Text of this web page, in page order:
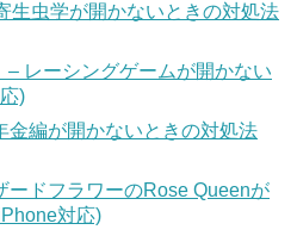
生虫学が開かないときの対処法
– レーシングゲームが開かない
)
編が開かないときの対処法
ードフラワーのRose Queenが
対応)